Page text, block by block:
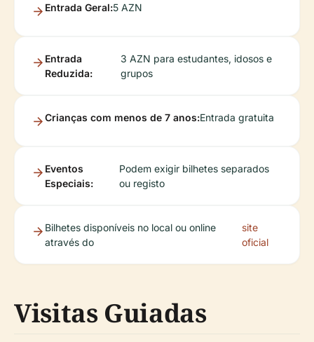
Entrada Geral:5 AZN
Entrada
Reduzida:
3 AZN para estudantes, idosos e
grupos
Crianças com menos de 7 anos:Entrada gratuita
Eventos
Especiais:
Podem exigir bilhetes separados
ou registo
Bilhetes disponíveis no local ou online
através do
site
oficial
Visitas Guiadas